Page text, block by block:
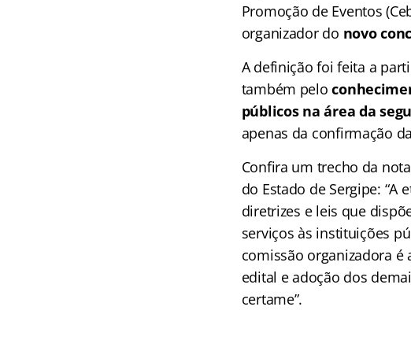
Promoção de Eventos
organizador do novo
A definição foi feita a
também pelo
públicos na área da
apenas da confirmação
Confira um trecho da
do Estado de Sergipe:
diretrizes e leis que
serviços às instituições
comissão organizadora é
edital e adoção dos
certame”.